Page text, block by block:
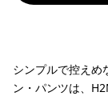
シンプルで控えめ
ン・パンツは、